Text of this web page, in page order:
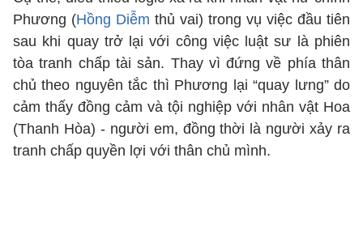
Phương (Hồng Diễm thủ vai) trong vụ việc đầu tiên
sau khi quay trở lại với công việc luật sư là phiên
tòa tranh chấp tài sản. Thay vì đứng về phía thân
chủ theo nguyên tắc thì Phương lại “quay lưng” do
cảm thấy đồng cảm và tội nghiệp với nhân vật Hoa
(Thanh Hòa) - người em, đồng thời là người xảy ra
tranh chấp quyền lợi với thân chủ mình.